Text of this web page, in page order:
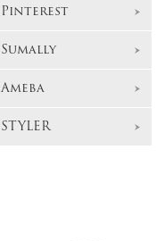
Pinterest
Sumally
Ameba
STYLER